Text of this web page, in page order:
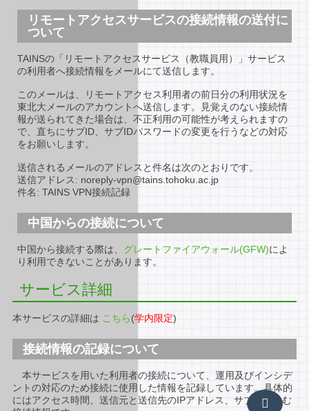
リモートアクセスサービスの接続情報の送付に
ついて
TAINSの「リモートアクセスサービス（教職員用）」サービス
の利用者へ接続情報をメールにて送信します。
このメールは、リモートアクセス利用者の前日分の利用状況を
東北大メールのアカウントへ送信します。見覚えのない接続情
報が送られてきた場合は、不正利用の可能性が考えられますの
で、直ちにサブID、サブIDパスワードの変更を行うなどの対応
をお願いします。
送信されるメールのアドレスと件名は次のとおりです。
送信アドレス: noreply-vpn@tains.tohoku.ac.jp
件名: TAINS VPN接続記録
中国からの接続について
中国から接続する際は、 グレートファイアウォール(GFW)によ
り利用できないことがあります。
サービス詳細
本サービスの詳細は こちら(学内限定)
接続情報の記録について
本サービスを用いた利用者の接続について、運用及びインシデ
ントの対応のため接続に使用した情報を記録しています。具体的
にはアクセス時間、送信元と送信先のIPアドレス、サブIDを含む